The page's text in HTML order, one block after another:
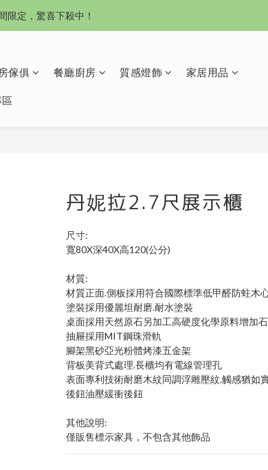
頭等艙到商務艙一次擁有
傢俱 餐廳廚房 質感燈飾 家居用品
丹妮拉2.7尺展示櫃
尺寸:
寬80X深40X高120(公分)
材質:
材質正面.側板採用符合國際標準低甲醛防蛀木
塗裝採用優麗坦耐磨.耐水塗裝
桌面採用天然原石另加工高硬度化學原料增加
抽屜採用MIT鋼珠滑軌
腳架黑砂亞光粉體烤漆五金架
背板美背式處理.長櫃均有電線管理孔
表面專利技術耐磨木紋同調浮雕壓紋.觸感猶如
後鈕油壓緩衝後鈕
其他說明:
僅販售標示家具，不包含其他飾品